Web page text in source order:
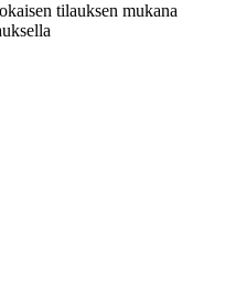
tilauksen mukana